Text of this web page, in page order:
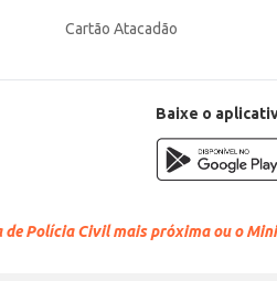
Cartão Atacadão
Baixe o
de Polícia Civil mais próxima ou o